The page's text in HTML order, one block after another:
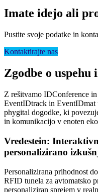
Imate idejo ali
Pustite svoje podatke in
Kontaktirajte nas
Zgodbe o uspehu
Z rešitvamo IDConference
EventIDtrack in EventIDmat
phygital dogodke, ki
in komunikacijo v enoten
Vredestein:
personalizirano
Personalizirana prihodnost
RFID tunela za avtomatsko
personaliziran sprejem v